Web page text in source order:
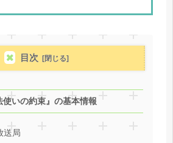
目次
使いの約束』の基本情報
送局